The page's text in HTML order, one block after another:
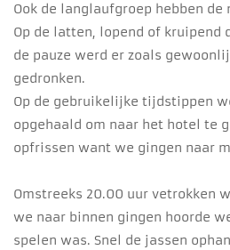
Ook de langlaufgroep hebben
Op de latten, lopend of kruipend
de pauze werd er zoals
gedronken.
Op de gebruikelijke tijdstippen
opgehaald om naar het hotel te
opfrissen want we gingen naar
Omstreeks 20.00 uur vetrokken
we naar binnen gingen hoorde
spelen was. Snel de jassen